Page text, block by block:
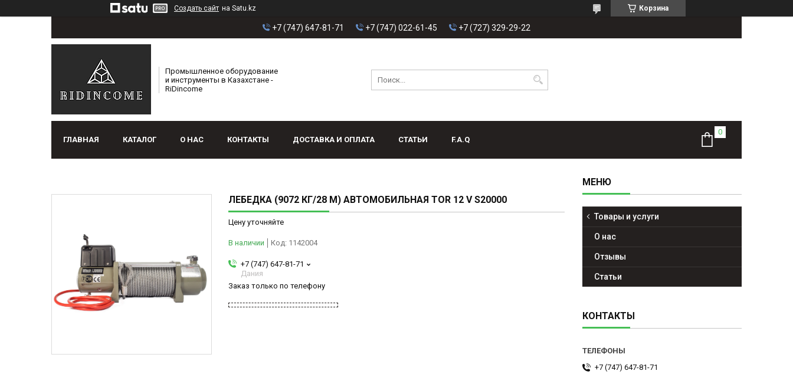
Создать сайт на Satu.kz Корзина
+7 (747) 647-81-71 +7 (747) 022-61-45 +7 (727) 329-29-22
Промышленное оборудование
и инструменты в Казахстане -
RiDincome
ГЛАВНАЯ КАТАЛОГ О НАС КОНТАКТЫ ДОСТАВКА И ОПЛАТА СТАТЬИ F.A.Q
ЛЕБЕДКА (9072 КГ/28 М) АВТОМОБИЛЬНАЯ TOR 12 V S20000
Цену уточняйте
В наличии Код: 1142004
+7 (747) 647-81-71
Дания
Заказ только по телефону
Товары и услуги
О нас
Отзывы
Статьи
КОНТАКТЫ
+7 (747) 647-81-71